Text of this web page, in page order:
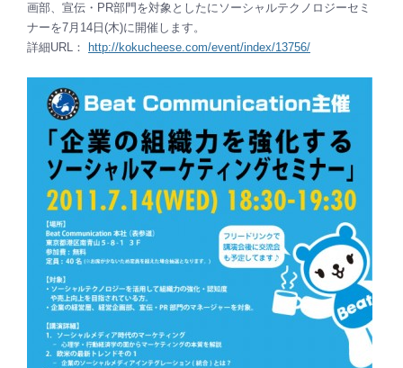
画部、宣伝・PR部門を対象としたにソーシャルテクノロジーセミ
ナーを7月14日(木)に開催します。
詳細URL：
http://kokucheese.com/event/index/13756/